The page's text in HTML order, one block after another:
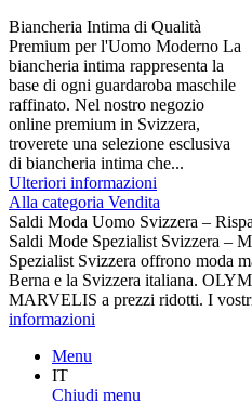
Biancheria Intima di Qualità
Premium per l'Uomo Moderno La
biancheria intima rappresenta la
base di ogni guardaroba maschile
raffinato. Nel nostro negozio
online premium in Svizzera,
troverete una selezione esclusiva
di biancheria intima che...
Ulteriori informazioni
Alla categoria Vendita
Saldi Moda Uomo Svizzera –
Saldi Mode Spezialist Svizzera –
Spezialist Svizzera offrono moda
Berna e la Svizzera italiana.
MARVELIS a prezzi ridotti. I
informazioni
Menu
IT
Chiudi menu